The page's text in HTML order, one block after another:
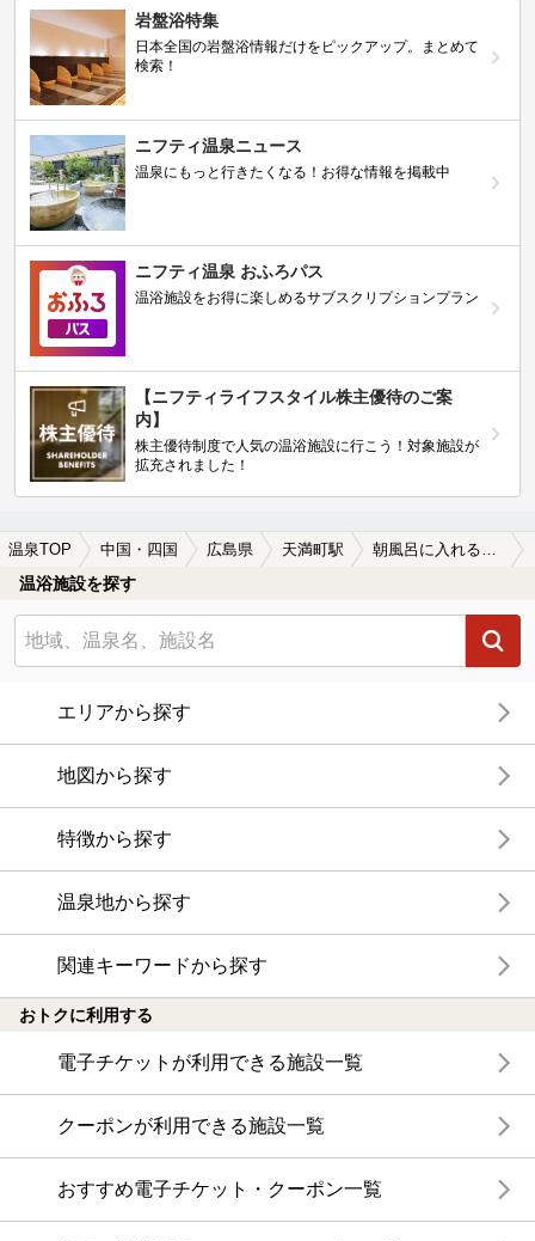
岩盤浴特集
日本全国の岩盤浴情報だけをピックアップ。まとめて
検索！
ニフティ温泉ニュース
温泉にもっと行きたくなる！お得な情報を掲載中
ニフティ温泉 おふろパス
温浴施設をお得に楽しめるサブスクリプションプラン
【ニフティライフスタイル株主優待のご案
内】
株主優待制度で人気の温浴施設に行こう！対象施設が
拡充されました！
温泉TOP 中国・四国 広島県 天満町駅 朝風呂に入れる天満町駅近くの温泉、日帰り温泉、スーパー銭湯おすすめ
温浴施設を探す
エリアから探す
地図から探す
特徴から探す
温泉地から探す
関連キーワードから探す
おトクに利用する
電子チケットが利用できる施設一覧
クーポンが利用できる施設一覧
おすすめ電子チケット・クーポン一覧